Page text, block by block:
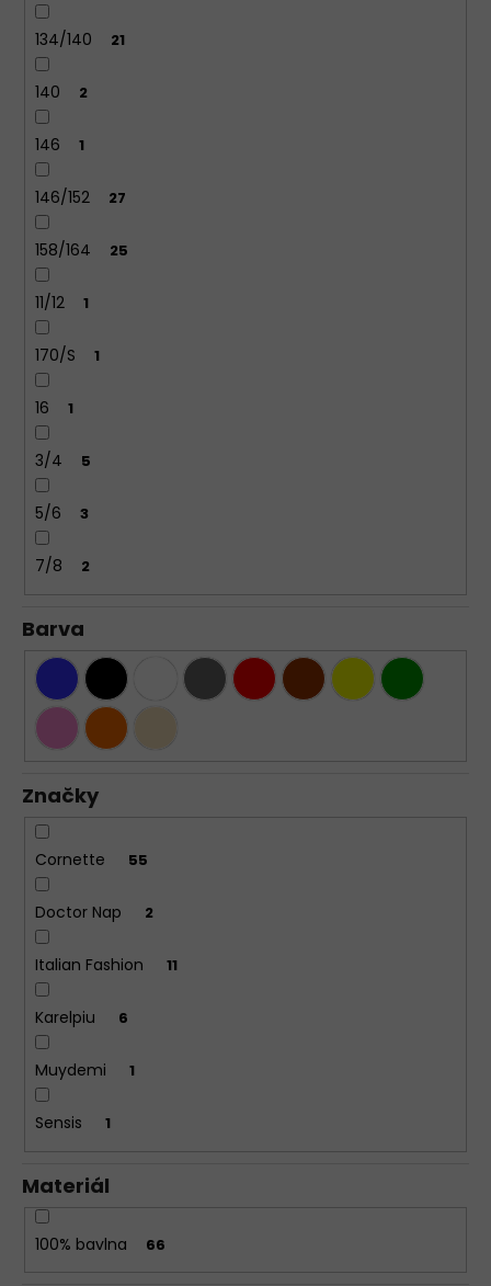
134/140 21
140 2
146 1
146/152 27
158/164 25
11/12 1
170/S 1
16 1
3/4 5
5/6 3
7/8 2
Barva
Značky
Cornette 55
Doctor Nap 2
Italian Fashion 11
Karelpiu 6
Muydemi 1
Sensis 1
Materiál
100% bavlna 66